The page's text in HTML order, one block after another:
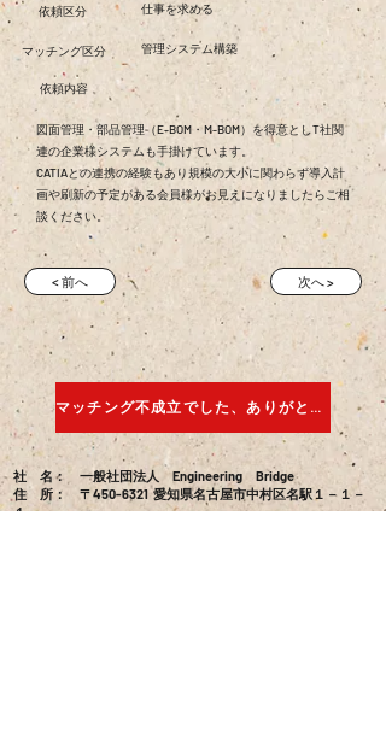
依頼区分 仕事を求める
マッチング区分 管理システム構築
依頼内容
図面管理・部品管理（E-BOM・M-BOM）を得意としT社関
連の企業様システムも手掛けています。
CATIAとの連携の経験もあり規模の大小に関わらず導入計
画や刷新の予定がある会員様がお見えになりましたらご相
談ください。
< 前へ 次へ >
マッチング不成立でした、ありがとうございました
社 名： 一般社団法人 Engineering Bridge
住 所： 〒450-6321 愛知県名古屋市中村区名駅１－１－
１